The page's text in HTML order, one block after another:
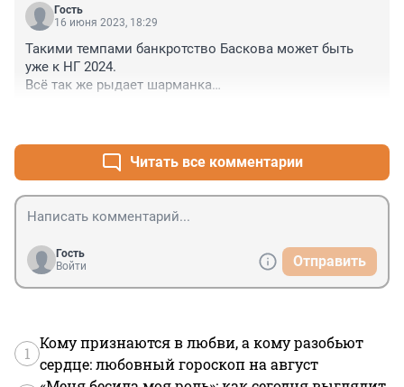
Гость
16 июня 2023, 18:29
Такими темпами банкротство Баскова может быть
уже к НГ 2024.
Всё так же рыдает шарманка
Читать все комментарии
Гость
Войти
Отправить
1
Кому признаются в любви, а кому разобьют
сердце: любовный гороскоп на август